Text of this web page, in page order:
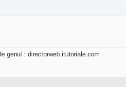
genul : directorweb.itutoriale.com